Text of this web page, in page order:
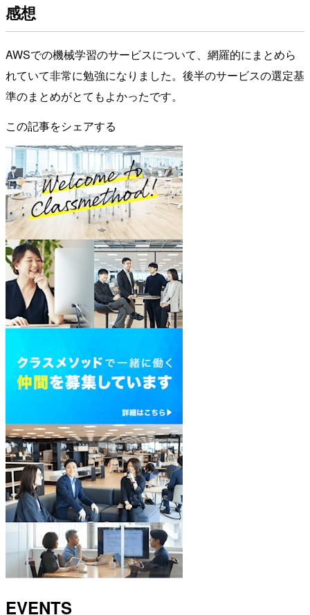
感想
AWSでの機械学習のサービスについて、網羅的にまとめら
れていて非常に勉強になりました。後半のサービスの選定基
準のまとめがとてもよかったです。
この記事をシェアする
EVENTS